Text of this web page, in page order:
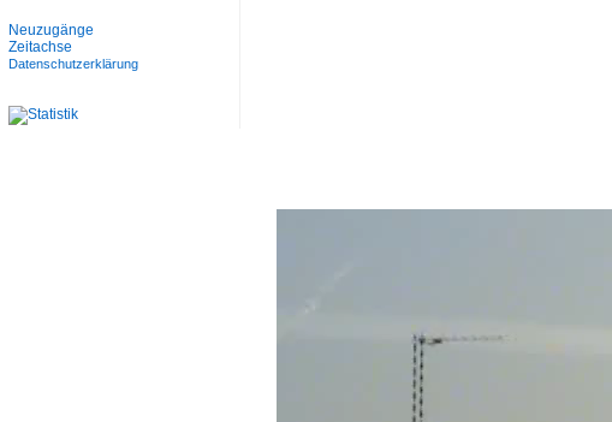
Neuzugänge
Zeitachse
Datenschutzerklärung